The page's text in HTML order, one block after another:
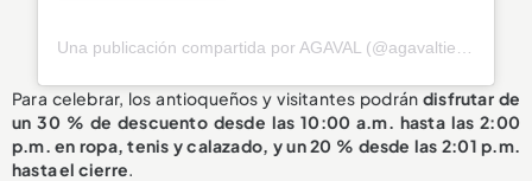
Para celebrar, los antioqueños y visitantes podrándisfrutar de
un 30 % de descuento desde las 10:00 a.m. hasta las 2:00
p.m. en ropa, tenis y calazado, y un 20 % desde las 2:01 p.m.
hasta el cierre.